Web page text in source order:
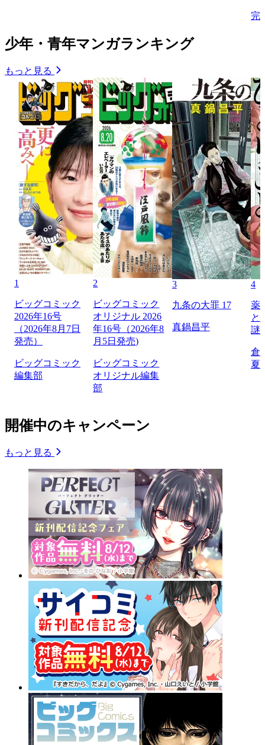
完
少年・青年マンガランキング
もっと見る
1
ビッグコミック
2026年16号
（2026年8月7日
発売）
ビッグコミック
編集部
2
ビッグコミック
オリジナル 2026
年16号（2026年8
月5日発売)
ビッグコミック
オリジナル編集
部
3
九条の大罪 17
真鍋昌平
4
薬
と
謎
倉
夏
開催中のキャンペーン
もっと見る